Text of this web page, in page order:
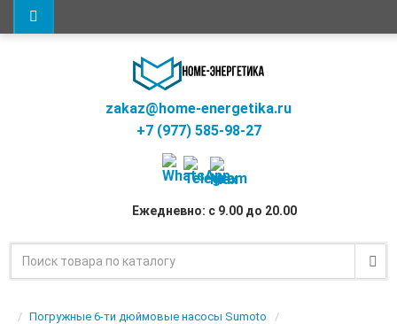
zakaz@home-energetika.ru
+7 (977) 585-98-27
Ежедневно: с 9.00 до 20.00
Погружные 6-ти дюймовые насосы Sumoto